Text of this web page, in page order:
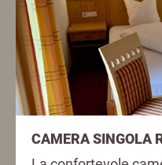
CAMERA SINGOLA